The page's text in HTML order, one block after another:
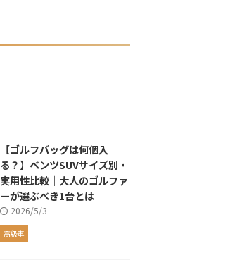
【ゴルフバッグは何個入
る？】ベンツSUVサイズ別・
実用性比較｜大人のゴルファ
ーが選ぶべき1台とは
2026/5/3
高級車